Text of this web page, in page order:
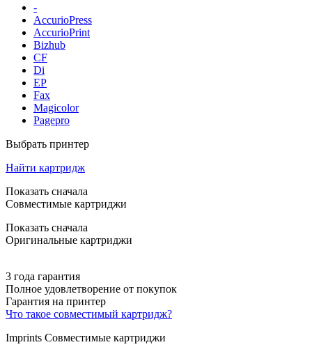
-
AccurioPress
AccurioPrint
Bizhub
CF
Di
EP
Fax
Magicolor
Pagepro
Выбрать принтер
Найти картридж
Показать сначала
Совместимые картриджи
Показать сначала
Оригинальные картриджи
3 года гарантия
Полное удовлетворение от покупок
Гарантия на принтер
Что такое совместимый картридж?
Imprints Совместимые картриджи